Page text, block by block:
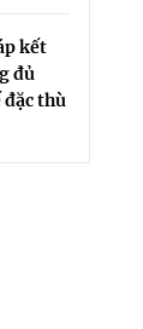
kết
đủ
đặc thù